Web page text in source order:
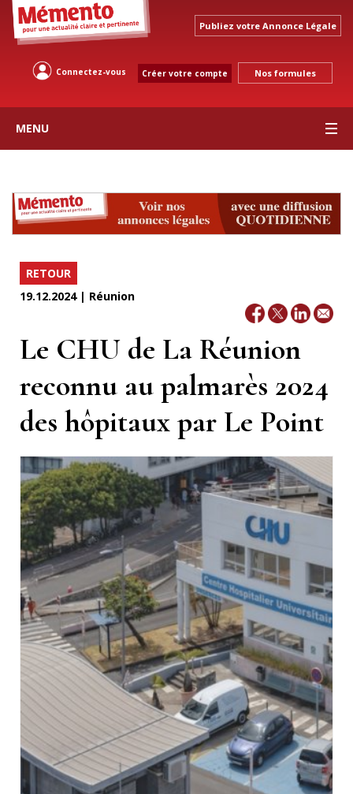
Publiez votre Annonce Légale
Connectez-vous Créer votre compte Nos formules
MENU
RETOUR
19.12.2024 | Réunion
Le CHU de La Réunion
reconnu au palmarès 2024
des hôpitaux par Le Point